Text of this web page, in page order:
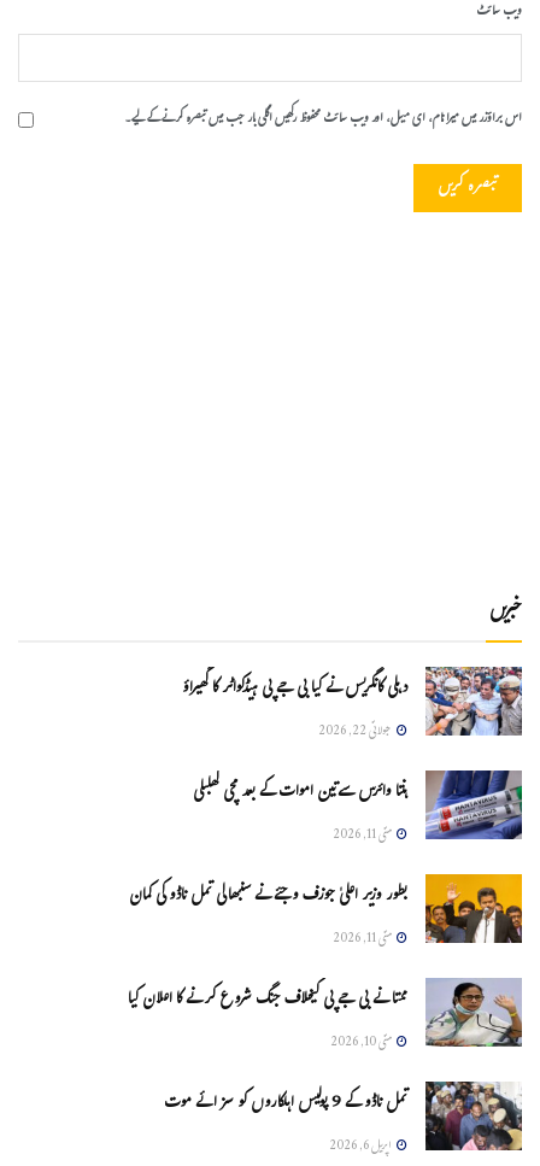
ویب‌ سائٹ
اس براؤزر میں میرا نام، ای میل، اور ویب سائٹ محفوظ رکھیں اگلی بار جب میں تبصرہ کرنے کےلیے۔
خبریں
دہلی کانگریس نے کیا بی جے پی ہیڈکواٹر کا گھیراؤ
جولائی 22, 2026
ہنتا وائرس سےتین اموات کے بعد مچی کھلبلی
مئی 11, 2026
بطور وزیر اعلیٰ جوزف وجئے نے سنبھالی تمل ناڈو کی کمان
مئی 11, 2026
ممتا نے بی جے پی کیخلاف جنگ شروع کرنے کا اعلان کیا
مئی 10, 2026
تمل ناڈو کے 9 پولیس اہلکاروں کو سزائے موت
اپریل 6, 2026